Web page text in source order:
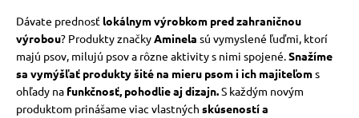
Dávate prednosť lokálnym výrobkom pred zahraničnou
výrobou? Produkty značkyAminela sú vymyslené ľuďmi, ktorí
majú psov, milujú psov a rôzne aktivity s nimi spojené.Snažíme
sa vymýšľať produkty šité na mieru psom i ich majiteľoms
ohľady na funkčnosť, pohodlie aj dizajn.S každým novým
produktom prinášame viac vlastných skúseností a